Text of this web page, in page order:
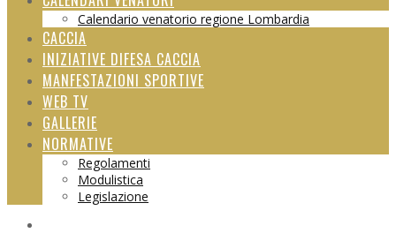
Calendario venatorio regione Lombardia
CACCIA
INIZIATIVE DIFESA CACCIA
MANFESTAZIONI SPORTIVE
WEB TV
GALLERIE
NORMATIVE
Regolamenti
Modulistica
Legislazione